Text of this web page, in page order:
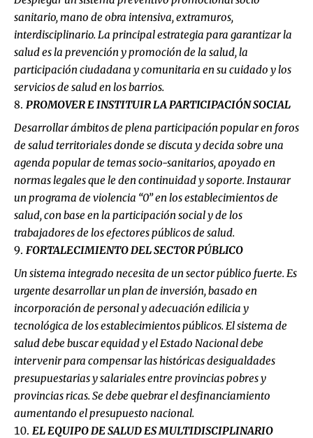
sanitario, mano de obra intensiva, extramuros,
interdisciplinario. La principal estrategia para garantizar la
salud es la prevención y promoción de la salud, la
participación ciudadana y comunitaria en su cuidado y los
servicios de salud en los barrios.
PROMOVER E INSTITUIR LA PARTICIPACIÓN SOCIAL
Desarrollar ámbitos de plena participación popular en foros
de salud territoriales donde se discuta y decida sobre una
agenda popular de temas socio-sanitarios, apoyado en
normas legales que le den continuidad y soporte. Instaurar
un programa de violencia “0” en los establecimientos de
salud, con base en la participación social y de los
trabajadores de los efectores públicos de salud.
FORTALECIMIENTO DEL SECTOR PÚBLICO
Un sistema integrado necesita de un sector público fuerte. Es
urgente desarrollar un plan de inversión, basado en
incorporación de personal y adecuación edilicia y
tecnológica de los establecimientos públicos. El sistema de
salud debe buscar equidad y el Estado Nacional debe
intervenir para compensar las históricas desigualdades
presupuestarias y salariales entre provincias pobres y
provincias ricas. Se debe quebrar el desfinanciamiento
aumentando el presupuesto nacional.
EL EQUIPO DE SALUD ES MULTIDISCIPLINARIO